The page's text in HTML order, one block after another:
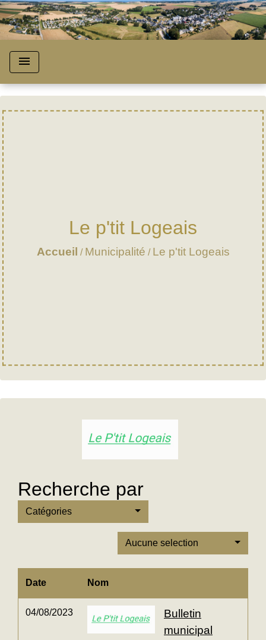
menu
Le p'tit Logeais
Accueil / Municipalité / Le p'tit Logeais
Recherche par
Catégories
Aucune selection
Date Nom
04/08/2023
Bulletin
municipal